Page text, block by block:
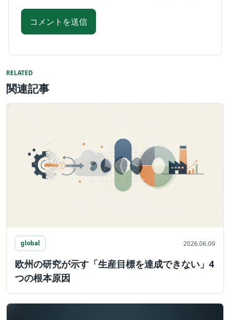
RELATED
関連記事
global 2026.06.09
欧州の研究が示す「生産目標を達成できない」4
つの根本原因